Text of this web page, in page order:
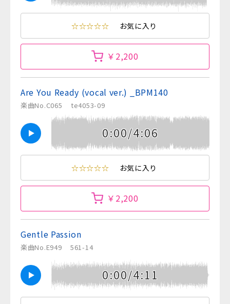
☆☆☆☆☆ お気に入り
￥2,200
Are You Ready (vocal ver.) _BPM140
楽曲No.C065 te4053-09
0:00/4:06
☆☆☆☆☆ お気に入り
￥2,200
Gentle Passion
楽曲No.E949 561-14
0:00/4:11